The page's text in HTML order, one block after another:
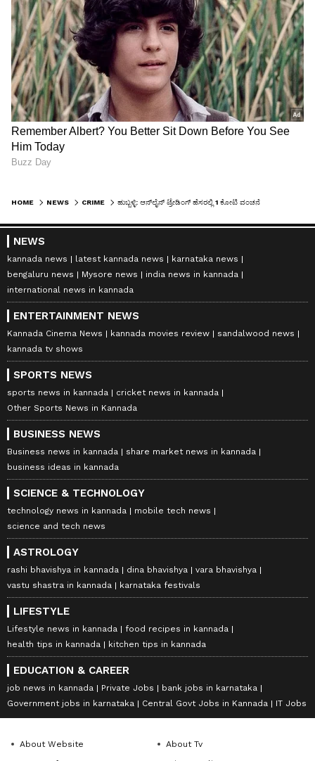
HOME NEWS CRIME ಹುಬ್ಬಳ್ಳಿ: ಆನ್‌ಲೈನ್‌ ಟ್ರೇಡಿಂಗ್‌ ಹೆಸರಲ್ಲಿ 1 ಕೋಟಿ ವಂಚನೆ
NEWS
kannada news latest kannada news
karnataka news
bengaluru news
Mysore news
india news in kannada
international news in kannada
ENTERTAINMENT NEWS
Kannada Cinema News kannada movies review
sandalwood news
kannada tv shows
SPORTS NEWS
sports news in kannada
cricket news in kannada
Other Sports News in Kannada
BUSINESS NEWS
Business news in kannada
share market news in kannada
business ideas in kannada
SCIENCE & TECHNOLOGY
technology news in kannada
mobile tech news
science and tech news
ASTROLOGY
rashi bhavishya in kannada dina bhavishya
vara bhavishya
vastu shastra in kannada
karnataka festivals
LIFESTYLE
Lifestyle news in kannada
food recipes in kannada
health tips in kannada
kitchen tips in kannada
EDUCATION & CAREER
job news in kannada Private Jobs
bank jobs in karnataka
Government jobs in karnataka
Central Govt Jobs in Kannada IT Jobs
About Website
About Tv